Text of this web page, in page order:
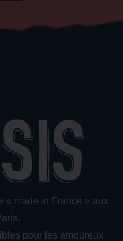
« made in France » aux
pour les amoureux